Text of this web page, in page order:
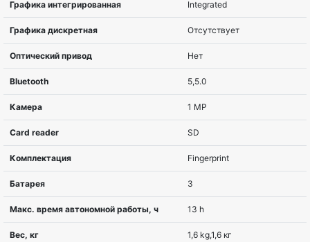
Серия
Диагональ экрана, дюймов 35,6 cm